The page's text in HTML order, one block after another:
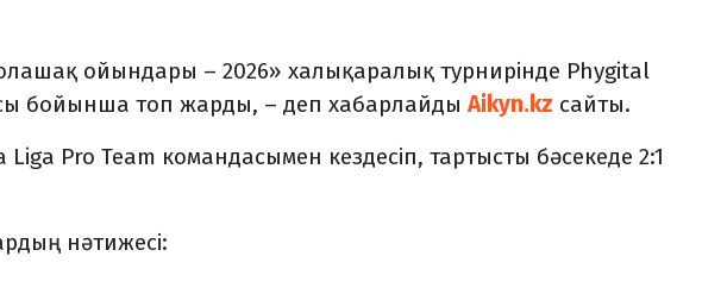
ойындары – 2026» халықаралық турнирінде Phygital
бойынша топ жарды, – деп хабарлайдыAikyn.kz сайты.
Pro Team командасымен кездесіп, тартысты бәсекеде 2:1
нәтижесі: